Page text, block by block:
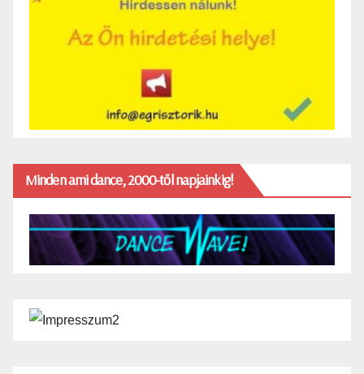
Minden ami dance, 2000-től napjainkig!